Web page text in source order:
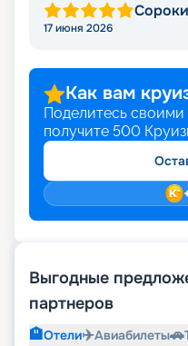
17 июня 2026
Как вам
Поделитесь
получите 500
Выгодные
партнеров
🏨Отели✈️Авиабилеты🚗